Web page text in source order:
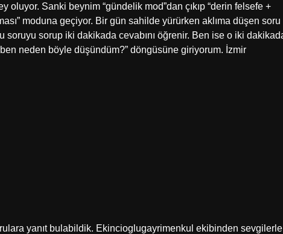
Sanki beynim “gündelik mod”dan çıkıp “derin felsefe +
moduna geçiyor. Bir gün sahilde yürürken aklıma düşen soru
soruyu sorup iki dakikada cevabını öğrenir. Ben ise o iki
neden böyle düşündüm?” döngüsüne giriyorum. İzmir
yanıt bulabildik. Ekincioglugayrimenkul ekibinden